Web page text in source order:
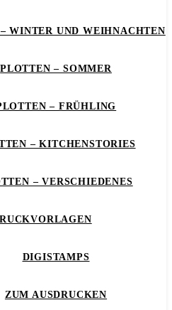
WINTER UND WEIHNACHTEN
PLOTTEN – SOMMER
– FRÜHLING
– KITCHENSTORIES
– VERSCHIEDENES
DIGISTAMPS
ZUM AUSDRUCKEN